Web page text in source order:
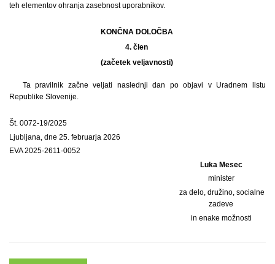
teh elementov ohranja zasebnost uporabnikov.
KONČNA DOLOČBA
4. člen
(začetek veljavnosti)
Ta pravilnik začne veljati naslednji dan po objavi v Uradnem listu
Republike Slovenije.
Št. 0072-19/2025
Ljubljana, dne 25. februarja 2026
EVA 2025-2611-0052
Luka Mesec
minister
za delo, družino, socialne
zadeve
in enake možnosti